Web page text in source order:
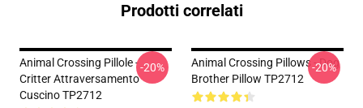
Prodotti correlati
Animal Crossing Pillole -
Critter Attraversamento
Cuscino TP2712
-20%
Animal Crossing Pillows - Dog
Brother Pillow TP2712
-20%